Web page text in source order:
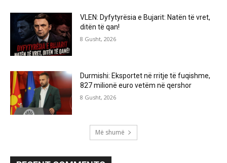
VLEN: Dyfytyrësia e Bujarit: Natën të vret,
ditën të qan!
8 Gusht, 2026
Durmishi: Eksportet në rritje të fuqishme,
827 milionë euro vetëm në qershor
8 Gusht, 2026
Më shumë